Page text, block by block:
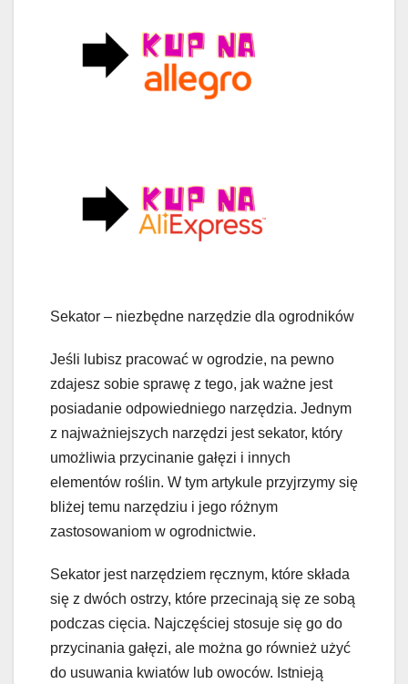
Sekator – niezbędne narzędzie dla ogrodników
Jeśli lubisz pracować w ogrodzie, na pewno
zdajesz sobie sprawę z tego, jak ważne jest
posiadanie odpowiedniego narzędzia. Jednym
z najważniejszych narzędzi jest sekator, który
umożliwia przycinanie gałęzi i innych
elementów roślin. W tym artykule przyjrzymy się
bliżej temu narzędziu i jego różnym
zastosowaniom w ogrodnictwie.
Sekator jest narzędziem ręcznym, które składa
się z dwóch ostrzy, które przecinają się ze sobą
podczas cięcia. Najczęściej stosuje się go do
przycinania gałęzi, ale można go również użyć
do usuwania kwiatów lub owoców. Istnieją